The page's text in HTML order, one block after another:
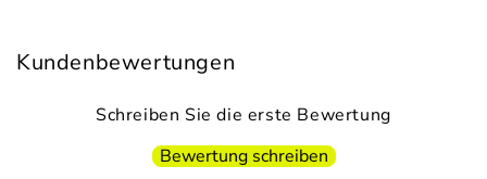
Kundenbewertungen
Schreiben Sie die erste Bewertung
Bewertung schreiben